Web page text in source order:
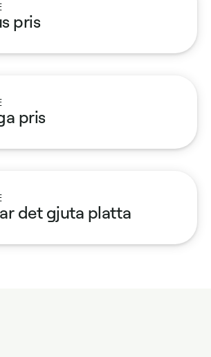
pris
pris
det gjuta platta